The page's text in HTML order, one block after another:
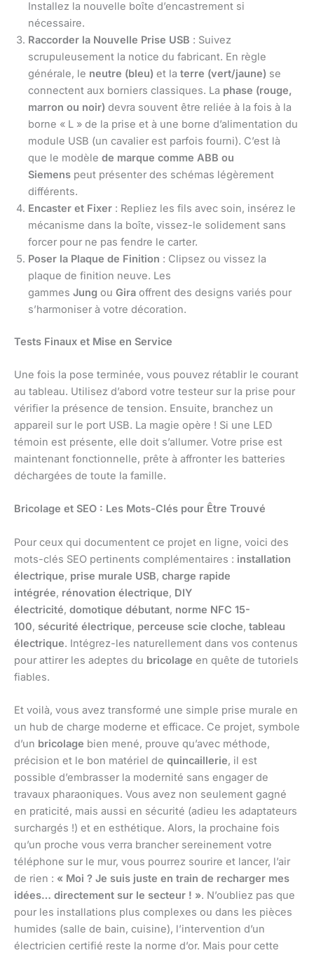
Installez la nouvelle boîte d’encastrement si
nécessaire.
Raccorder la Nouvelle Prise USB : Suivez
scrupuleusement la notice du fabricant. En règle
générale, le neutre (bleu) et la terre (vert/jaune) se
connectent aux borniers classiques. La phase (rouge,
marron ou noir) devra souvent être reliée à la fois à la
borne « L » de la prise et à une borne d’alimentation du
module USB (un cavalier est parfois fourni). C’est là
que le modèle de marque comme ABB ou
Siemens peut présenter des schémas légèrement
différents.
Encaster et Fixer : Repliez les fils avec soin, insérez le
mécanisme dans la boîte, vissez-le solidement sans
forcer pour ne pas fendre le carter.
Poser la Plaque de Finition : Clipsez ou vissez la
plaque de finition neuve. Les
gammes Jung ou Gira offrent des designs variés pour
s’harmoniser à votre décoration.
Tests Finaux et Mise en Service
Une fois la pose terminée, vous pouvez rétablir le courant
au tableau. Utilisez d’abord votre testeur sur la prise pour
vérifier la présence de tension. Ensuite, branchez un
appareil sur le port USB. La magie opère ! Si une LED
témoin est présente, elle doit s’allumer. Votre prise est
maintenant fonctionnelle, prête à affronter les batteries
déchargées de toute la famille.
Bricolage et SEO : Les Mots-Clés pour Être Trouvé
Pour ceux qui documentent ce projet en ligne, voici des
mots-clés SEO pertinents complémentaires : installation
électrique, prise murale USB, charge rapide
intégrée, rénovation électrique, DIY
électricité, domotique débutant, norme NFC 15-
100, sécurité électrique, perceuse scie cloche, tableau
électrique. Intégrez-les naturellement dans vos contenus
pour attirer les adeptes du bricolage en quête de tutoriels
fiables.
Et voilà, vous avez transformé une simple prise murale en
un hub de charge moderne et efficace. Ce projet, symbole
d’un bricolage bien mené, prouve qu’avec méthode,
précision et le bon matériel de quincaillerie, il est
possible d’embrasser la modernité sans engager de
travaux pharaoniques. Vous avez non seulement gagné
en praticité, mais aussi en sécurité (adieu les adaptateurs
surchargés !) et en esthétique. Alors, la prochaine fois
qu’un proche vous verra brancher sereinement votre
téléphone sur le mur, vous pourrez sourire et lancer, l’air
de rien : « Moi ? Je suis juste en train de recharger mes
idées… directement sur le secteur ! ». N’oubliez pas que
pour les installations plus complexes ou dans les pièces
humides (salle de bain, cuisine), l’intervention d’un
électricien certifié reste la norme d’or. Mais pour cette